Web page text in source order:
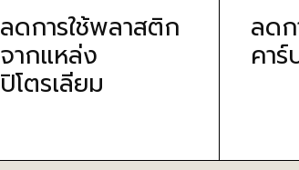
ลดการใช้พลาสติก
จากแหล่ง
ปิโตรเลียม
ลด
คา